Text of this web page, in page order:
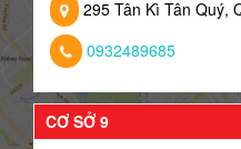
295 Tân Kì Tân Quý,
0932489685
CƠ SỞ 9